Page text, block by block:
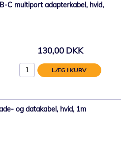
C multiport adapterkabel, hvid,
130,00 DKK
LÆG I KURV
og datakabel, hvid, 1m